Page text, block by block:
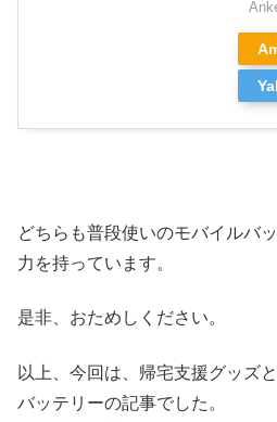
どちらも普段使いのモバイルバ
力を持っています。
是非、おためしください。
以上、今回は、帰宅支援グッズ
バッテリーの記事でした。